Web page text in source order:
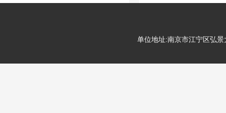
单位地址:南京市江宁区弘